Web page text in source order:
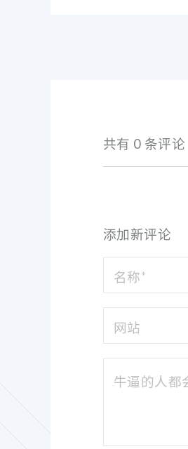
共有 0 条评论
添加新评论